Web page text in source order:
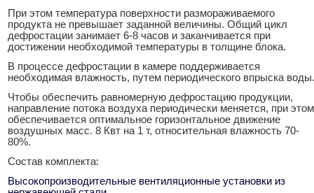
При этом температура поверхности размораживаемого
продукта не превышает заданной величины. Общий цикл
дефростации занимает 6-8 часов и заканчивается при
достижении необходимой температуры в толщине блока.
В процессе дефростации в камере поддерживается
необходимая влажность, путем периодического впрыска воды.
Чтобы обеспечить равномерную дефростацию продукции,
направление потока воздуха периодически меняется, при этом
обеспечивается оптимальное горизонтальное движение
воздушных масс. 8 Квт на 1 т, относительная влажность 70-
80%.
Состав комплекта:
Высокопроизводительные вентиляционные установки из